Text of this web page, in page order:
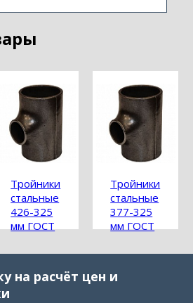
Тройники
стальные
426-325
мм ГОСТ
2001
Тройники
стальные
377-325
мм ГОСТ
2001
на расчёт цен и